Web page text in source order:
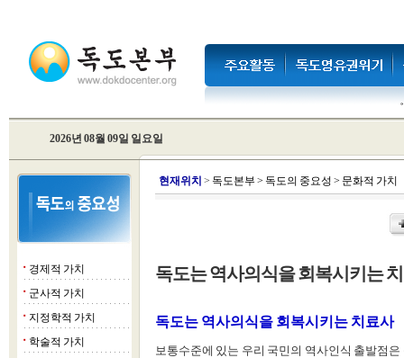
2026년 08월 09일 일요일
■ 경제적 가치
■ 군사적 가치
■ 지정학적 가치
■ 학술적 가치
현재위치 > 독도본부 > 독도의 중요성 > 문화적 가치
독도는 역사의식을 회복시키는
독도는 역사의식을 회복시키는 치료사
보통수준에 있는 우리 국민의 역사인식 출발점